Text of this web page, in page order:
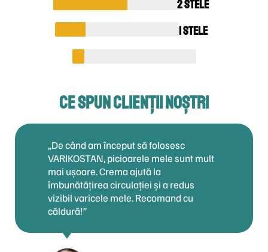
2 stele
1 stele
Ce spun clienții noștri
„De când am început să folosesc
VARIKOSTAN, picioarele mele sunt mult
mai ușoare. Crema ajută la
îmbunătățirea circulației și a redus
vizibil varicele mele. Recomand cu
căldură!”